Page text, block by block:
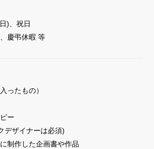
)、祝日
慶弔休暇 等
ったもの）
ー
デザイナーは必須)
制作した企画書や作品